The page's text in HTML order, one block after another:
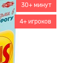
30+ минут
4+ игроков